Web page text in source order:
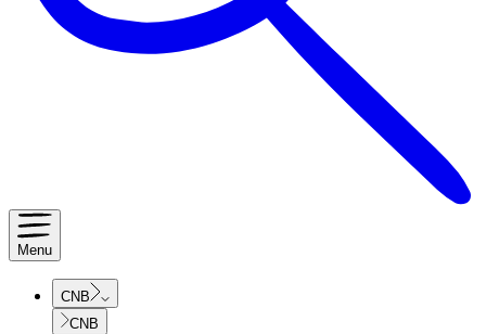
Menu
CNB
CNB